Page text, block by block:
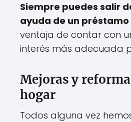
Siempre puedes salir
ayuda de un
ventaja de contar con
interés más adecuada
Mejoras y
hogar
Todos alguna vez